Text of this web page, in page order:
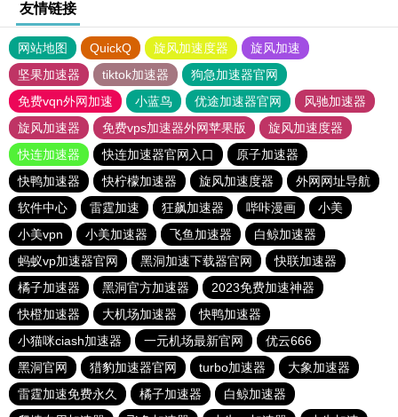
友情链接
网站地图 QuickQ 旋风加速度器
旋风加速
坚果加速器
tiktok加速器
狗急加速器官网
免费vqn外网加速
小蓝鸟 优途加速器官网
风驰加速器
旋风加速器
免费vps加速器外网苹果版
旋风加速度器
快连加速器
快连加速器官网入口
原子加速器
快鸭加速器
快柠檬加速器 旋风加速度器
外网网址导航
软件中心
雷霆加速 狂飙加速器 哔咔漫画
小美
小美vpn
小美加速器 飞鱼加速器
白鲸加速器
蚂蚁vp加速器官网
黑洞加速下载器官网
快联加速器
橘子加速器
黑洞官方加速器
2023免费加速神器
快橙加速器
大机场加速器
快鸭加速器
小猫咪ciash加速器
一元机场最新官网
优云666
黑洞官网
猎豹加速器官网 turbo加速器
大象加速器
雷霆加速免费永久
橘子加速器
白鲸加速器